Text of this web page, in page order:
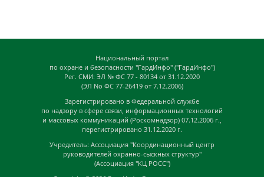
Национальный портал
по охране и безопасности "ГардИнфо" ("ГардИнфо")
Рег. СМИ: ЭЛ № ФС 77 - 80134 от 31.12.2020
(ЭЛ No ФС 77-26419 от 7.12.2006)
Зарегистрировано в Федеральной службе
по надзору в сфере связи, информационных технологий
и массовых коммуникаций (Роскомнадзор) 07.12.2006 г.,
перегистрировано 31.12.2020 г.
Учредитель: Ассоциация "Координационный центр
руководителей охранно-сыскных структур"
(Ассоциация "КЦ РОСС")